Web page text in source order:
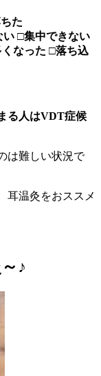
た
□集中できない
なった □落ち込
る人はVDT症候
は難しい状況で
耳温灸をおススメ
♪